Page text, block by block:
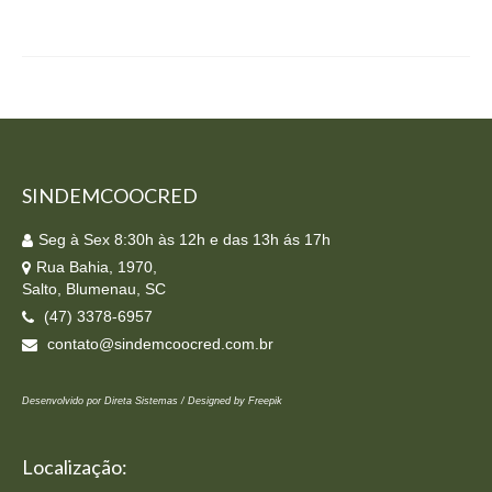
Baixar APP
SINDEMCOOCRED
Seg à Sex 8:30h às 12h e das 13h ás 17h
Rua Bahia, 1970,
Salto, Blumenau, SC
(47) 3378-6957
contato@sindemcoocred.com.br
Desenvolvido por Direta Sistemas / Designed by Freepik
Localização: